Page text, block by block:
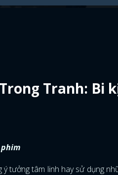
Tranh: Bi
ý tưởng tâm linh hay sử dụng